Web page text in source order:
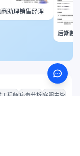
商助理销售经理
后期制
工程师病毒分析客服主管